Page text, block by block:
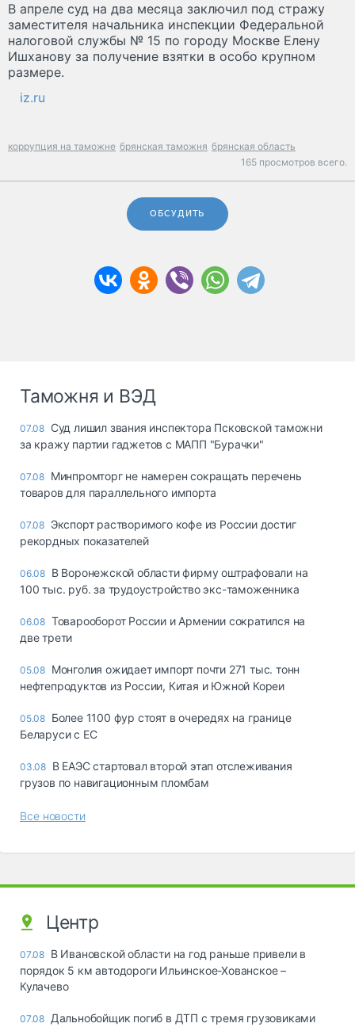
В апреле суд на два месяца заключил под стражу
заместителя начальника инспекции Федеральной
налоговой службы № 15 по городу Москве Елену
Ишханову за получение взятки в особо крупном
размере.
iz.ru
коррупция на таможне брянская таможня брянская область
165 просмотров всего.
ОБСУДИТЬ
Таможня и ВЭД
07.08 Суд лишил звания инспектора Псковской таможни
за кражу партии гаджетов с МАПП "Бурачки"
07.08 Минпромторг не намерен сокращать перечень
товаров для параллельного импорта
07.08 Экспорт растворимого кофе из России достиг
рекордных показателей
06.08 В Воронежской области фирму оштрафовали на
100 тыс. руб. за трудоустройство экс-таможенника
06.08 Товарооборот России и Армении сократился на
две трети
05.08 Монголия ожидает импорт почти 271 тыс. тонн
нефтепродуктов из России, Китая и Южной Кореи
05.08 Более 1100 фур стоят в очередях на границе
Беларуси с ЕС
03.08 В ЕАЭС стартовал второй этап отслеживания
грузов по навигационным пломбам
Все новости
Центр
07.08 В Ивановской области на год раньше привели в
порядок 5 км автодороги Ильинское-Хованское –
Кулачево
07.08 Дальнобойщик погиб в ДТП с тремя грузовиками